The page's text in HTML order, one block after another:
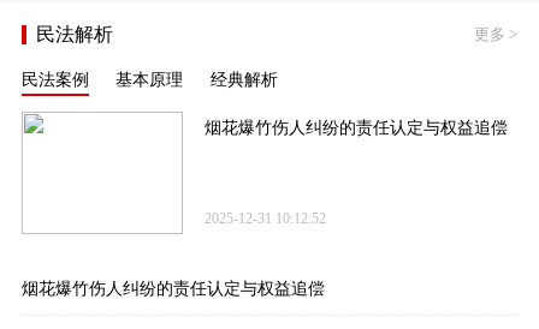
民法解析 更多 >
民法案例 基本原理 经典解析
烟花爆竹伤人纠纷的责任认定与权益追偿
2025-12-31 10:12:52
烟花爆竹伤人纠纷的责任认定与权益追偿